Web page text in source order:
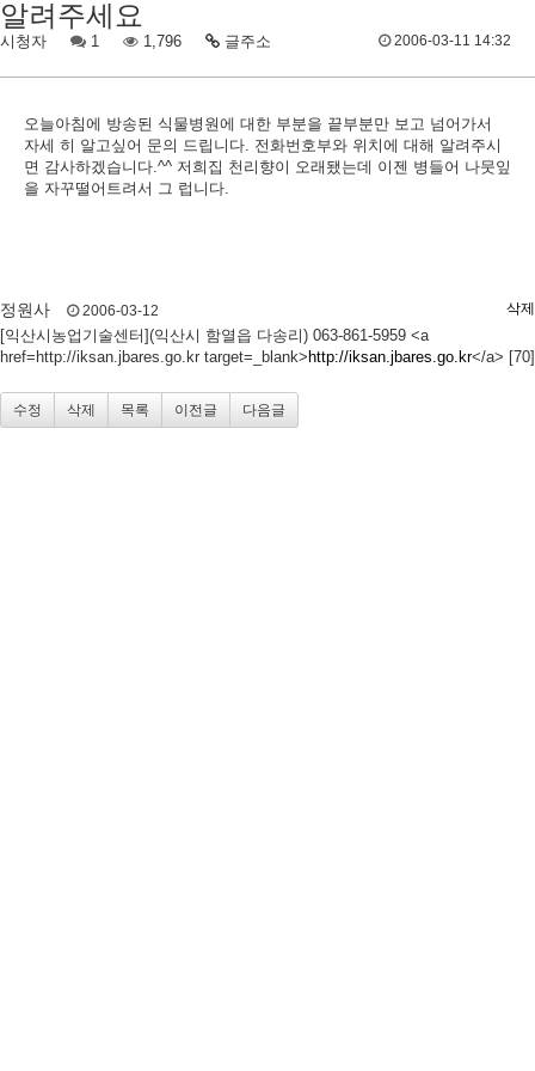
알려주세요
시청자 1 1,796 글주소 2006-03-11 14:32
오늘아침에 방송된 식물병원에 대한 부분을 끝부분만 보고 넘어가서
자세 히 알고싶어 문의 드립니다. 전화번호부와 위치에 대해 알려주시
면 감사하겠습니다.^^ 저희집 천리향이 오래됐는데 이젠 병들어 나뭇잎
을 자꾸떨어트려서 그 럽니다.
정원사 2006-03-12 삭제
[익산시농업기술센터](익산시 함열읍 다송리) 063-861-5959 <a
href=http://iksan.jbares.go.kr target=_blank> http://iksan.jbares.go.kr</a> [70]
수정 삭제 목록 이전글 다음글